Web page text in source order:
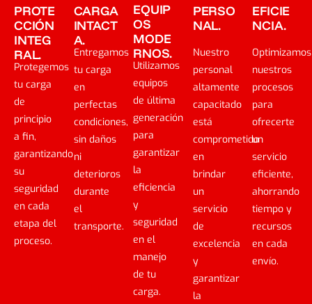
PROTE
CCIÓN
INTEG
RAL.
Protegemos
tu carga
de
principio
a fin,
garantizando
su
seguridad
en cada
etapa del
proceso.
CARGA
INTACT
A.
Entregamos
tu carga
en
perfectas
condiciones,
sin daños
ni
deterioros
durante
el
transporte.
EQUIP
OS
MODE
RNOS.
Utilizamos
equipos
de última
generación
para
garantizar
la
eficiencia
y
seguridad
en el
manejo
de tu
carga.
PERSO
NAL.
Nuestro
personal
altamente
capacitado
está
comprometido
en
brindar
un
servicio
de
excelencia
y
garantizar
la
EFICIE
NCIA.
Optimizamos
nuestros
procesos
para
ofrecerte
un
servicio
eficiente,
ahorrando
tiempo y
recursos
en cada
envío.